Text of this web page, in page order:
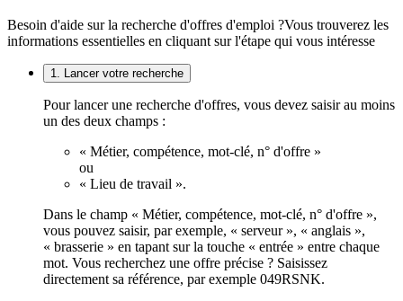
Besoin d'aide sur la recherche d'offres d'emploi ?Vous trouverez les
informations essentielles en cliquant sur l'étape qui vous intéresse
1. Lancer votre recherche
Pour lancer une recherche d'offres, vous devez saisir au moins
un des deux champs :
« Métier, compétence, mot-clé, n° d'offre »
ou
« Lieu de travail ».
Dans le champ « Métier, compétence, mot-clé, n° d'offre »,
vous pouvez saisir, par exemple, « serveur », « anglais »,
« brasserie » en tapant sur la touche « entrée » entre chaque
mot. Vous recherchez une offre précise ? Saisissez
directement sa référence, par exemple 049RSNK.